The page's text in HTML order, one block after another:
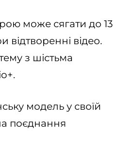
може сягати до 13
відтворенні відео.
з шістьма
модель у своїй
поєднання